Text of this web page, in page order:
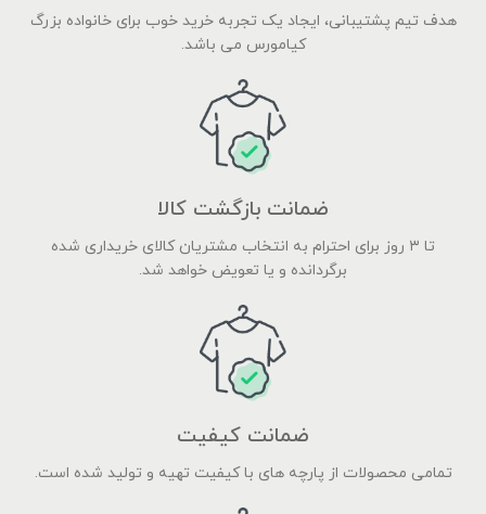
هدف تیم پشتیبانی، ایجاد یک تجربه خرید خوب برای خانواده بزرگ
کیامورس می باشد.
ضمانت بازگشت کالا
تا ۳ روز برای احترام به انتخاب مشتریان کالای خریداری شده
برگردانده و یا تعویض خواهد شد.
ضمانت کیفیت
تمامی محصولات از پارچه های با کیفیت تهیه و تولید شده است.